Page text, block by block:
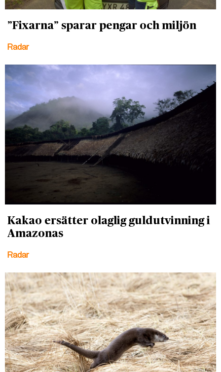
”Fixarna” sparar pengar och miljön
Radar
Kakao ersätter olaglig guldutvinning i
Amazonas
Radar